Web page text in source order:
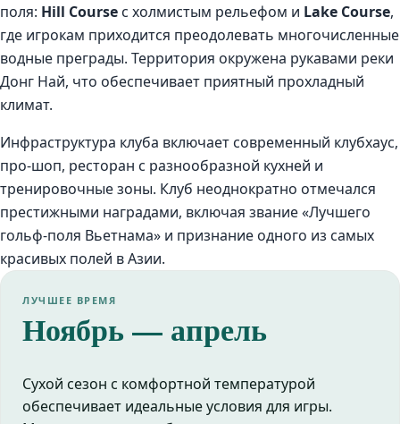
поля: Hill Course с холмистым рельефом и Lake Course,
где игрокам приходится преодолевать многочисленные
водные преграды. Территория окружена рукавами реки
Донг Най, что обеспечивает приятный прохладный
климат.
Инфраструктура клуба включает современный клубхаус,
про-шоп, ресторан с разнообразной кухней и
тренировочные зоны. Клуб неоднократно отмечался
престижными наградами, включая звание «Лучшего
гольф-поля Вьетнама» и признание одного из самых
красивых полей в Азии.
ЛУЧШЕЕ ВРЕМЯ
Ноябрь — апрель
Сухой сезон с комфортной температурой
обеспечивает идеальные условия для игры.